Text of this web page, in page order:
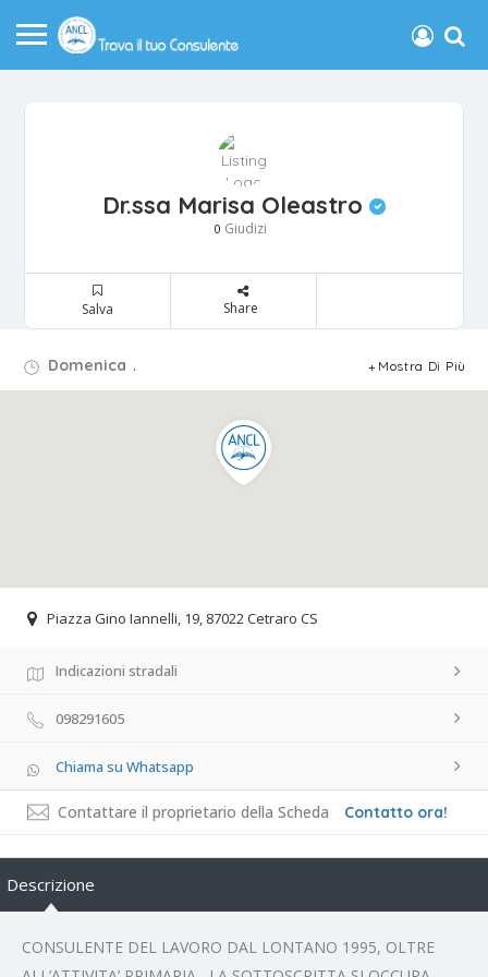
Dr.ssa Marisa Oleastro
0 Giudizi
Salva Share
Domenica . Mostra Di Più
Piazza Gino Iannelli, 19, 87022 Cetraro CS
Indicazioni stradali
098291605
Chiama su Whatsapp
Contattare il proprietario della Scheda Contatto ora!
Descrizione
CONSULENTE DEL LAVORO DAL LONTANO 1995, OLTRE